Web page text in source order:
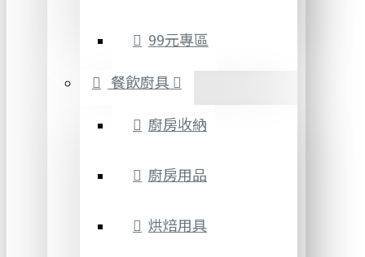
99元專區
餐飲廚具
廚房收納
廚房用品
烘焙用具